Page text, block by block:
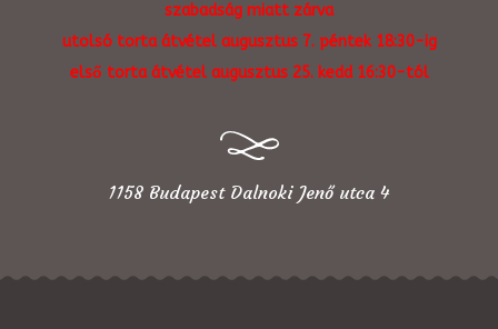
szabadság miatt zárva
utolsó torta átvétel augusztus 7. péntek 18:30-ig
első torta átvétel augusztus 25. kedd 16:30-tól
1158 Budapest Dalnoki Jenő utca 4